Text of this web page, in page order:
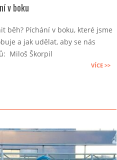
v boku
běh? Píchání v boku, které jsme
a jak udělat, aby se nás
Miloš Škorpil
VÍCE >>